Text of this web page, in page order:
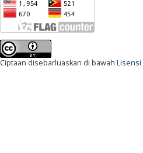
Ciptaan disebarluaskan di bawah Lisensi